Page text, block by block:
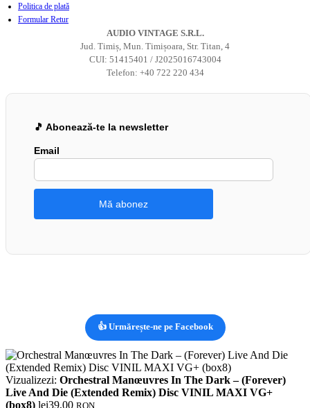
Politica de plată
Formular Retur
AUDIO VINTAGE S.R.L.
Jud. Timiș, Mun. Timișoara, Str. Titan, 4
CUI: 51415401 / J2025016743004
Telefon: +40 722 220 434
🎵 Abonează-te la newsletter
Email
👍 Urmărește-ne pe Facebook
Vizualizezi: Orchestral Manœuvres In The Dark – (Forever)
Live And Die (Extended Remix) Disc VINIL MAXI VG+
(box8) lei39,00 RON